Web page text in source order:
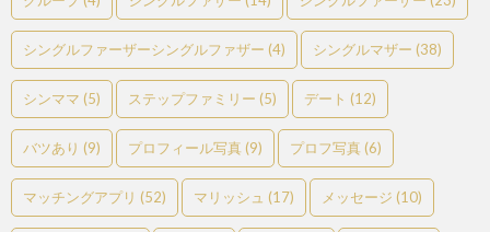
シングルファーザーシングルファザー (4) シングルマザー (38)
シンママ (5) ステップファミリー (5) デート (12)
バツあり (9) プロフィール写真 (9) プロフ写真 (6)
マッチングアプリ (52) マリッシュ (17) メッセージ (10)